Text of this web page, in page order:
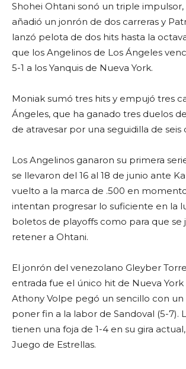
c
e
b
o
o
k
a
ts
A
p
ai
l
m
p
ar
ti
Shohei Ohtani sonó un triple
añadió un jonrón de dos carreras y
lanzó pelota de dos hits hasta la
que los Angelinos de Los Ángeles
5-1 a los Yanquis de Nueva York.
Moniak sumó tres hits y empujó tres
Ángeles, que ha ganado tres duelos
de atravesar por una seguidilla de seis
Los Angelinos ganaron su primera
se llevaron del 16 al 18 de junio ante
vuelto a la marca de .500 en
intentan progresar lo suficiente en la
boletos de playoffs como para que se
retener a Ohtani.
El jonrón del venezolano Gleyber
entrada fue el único hit de Nueva York
Athony Volpe pegó un sencillo con un
poner fin a la labor de Sandoval (5-7).
tienen una foja de 1-4 en su gira
Juego de Estrellas.